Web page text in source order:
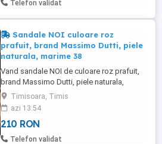
Telefon validat
Sandale NOI culoare roz
prafuit, brand Massimo Dutti, piele
naturala, marime 38
Vand sandale NOI de culoare roz prafuit,
brand Massimo Dutti, piele naturala,
marimea 38. Sunt nepurtate, nu au niciun
defect. Dimensiunile sunt masurate in
poze.
Timisoara, Timis
azi 13:54
210 RON
Telefon validat